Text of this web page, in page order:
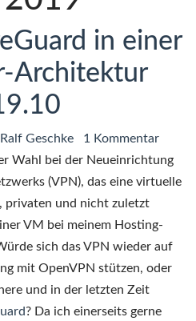
in einer
Architektur
Autor:
Ralf Geschke
1 Kommentar
Wahl bei der Neueinrichtung
(VPN), das eine virtuelle
privaten und nicht zuletzt
VM bei meinem Hosting-
sich das VPN wieder auf
mit OpenVPN stützen, oder
und in der letzten Zeit
? Da ich einerseits gerne